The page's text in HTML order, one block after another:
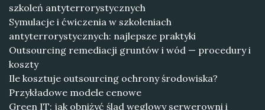
szkoleń antyterrorystycznych
Symulacje i ćwiczenia w szkoleniach
antyterrorystycznych: najlepsze praktyki
Outsourcing remediacji gruntów i wód — procedury i
koszty
Ile kosztuje outsourcing ochrony środowiska?
Przykładowe modele cenowe
Green IT: jak obniżyć ślad węglowy serwerowni i